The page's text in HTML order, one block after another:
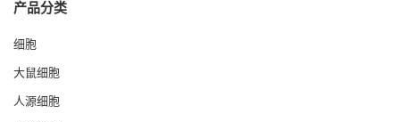
产品分类
细胞
大鼠细胞
人源细胞